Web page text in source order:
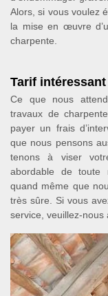
Alors, si vous voulez
la mise en œuvre
charpente.
Tarif
Ce que nous
travaux de
payer un frais
que nous pensons
tenons à viser
abordable de toute
quand même que
très sûre. Si vous
service, veuillez-nous